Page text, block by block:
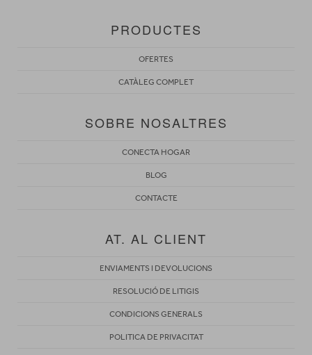
PRODUCTES
OFERTES
CATÀLEG COMPLET
SOBRE NOSALTRES
CONECTA HOGAR
BLOG
CONTACTE
AT. AL CLIENT
ENVIAMENTS I DEVOLUCIONS
RESOLUCIÓ DE LITIGIS
CONDICIONS GENERALS
POLITICA DE PRIVACITAT